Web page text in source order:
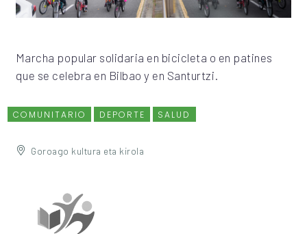
Marcha popular solidaria en bicicleta o en patines
que se celebra en Bilbao y en Santurtzi.
COMUNITARIO DEPORTE SALUD
Goroago kultura eta kirola